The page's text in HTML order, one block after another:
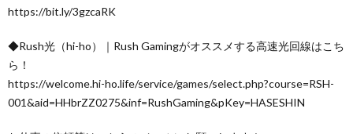
https://bit.ly/3gzcaRK
◆Rush光（hi-ho）｜Rush Gamingがオススメする高速光回線はこち
ら！
https://welcome.hi-ho.life/service/games/select.php?course=RSH-
001&aid=HHbrZZ0275&inf=RushGaming&pKey=HASESHIN